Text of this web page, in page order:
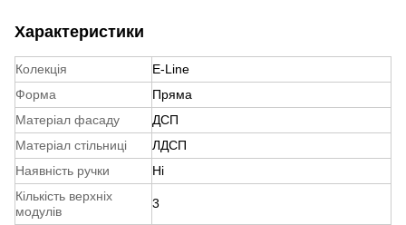
Характеристики
Колекція
E-Line
Форма
Пряма
Матеріал фасаду
ДСП
Матеріал стільниці
ЛДСП
Наявність ручки
Ні
Кількість верхніх
модулів
3